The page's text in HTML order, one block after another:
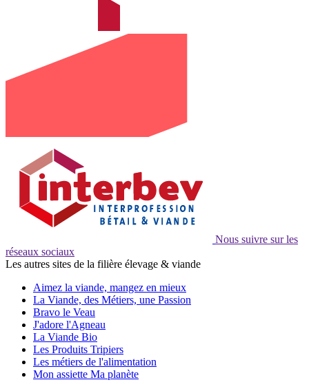
Nous suivre sur les
réseaux sociaux
Les autres sites de la filière élevage & viande
Aimez la viande, mangez en mieux
La Viande, des Métiers, une Passion
Bravo le Veau
J'adore l'Agneau
La Viande Bio
Les Produits Tripiers
Les métiers de l'alimentation
Mon assiette Ma planète